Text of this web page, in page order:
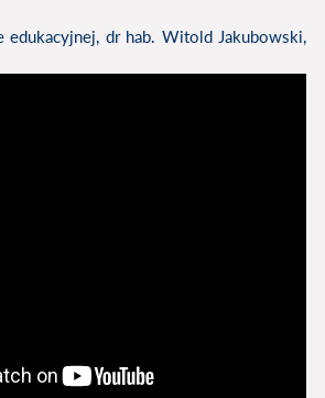
edukacyjnej, dr hab. Witold Jakubowski,